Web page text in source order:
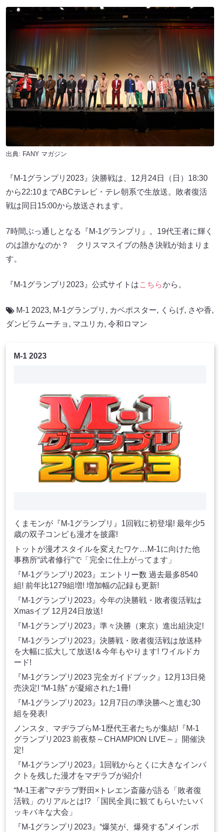
出典: FANY マガジン
『M-1グランプリ2023』決勝戦は、12月24日（日）18:30
から22:10までABCテレビ・テレ朝系で生放送。敗者復活
戦は同日15:00から放送されます。
7時間ぶっ通しとなる『M-1グランプリ』。19代王者に輝く
のは誰かなのか？ クリスマスイブの熱き決戦が始まりま
す。
『M-1グランプリ2023』公式サイトはこちらから。
M-1 2023, M-1グランプリ , カベポスター, くらげ, さや香,
ダンビラムーチョ , マユリカ, 令和ロマン
M-1 2023
くまモンが『M-1グランプリ』1回戦に初登場! 最年少5
歳の双子コンビも漫才を披露!
トットが漫才スタイルを変えたワケ…M-1に向けた他
事務所“武者修行”で「完全に仕上がってます」
『M-1グランプリ2023』エントリー数 過去最多8540
組! 前年比1279組増! 増加幅の記録も更新!
『M-1グランプリ2023』今年の決勝戦・敗者復活戦は
Xmasイブ 12月24日放送!
『M-1グランプリ2023』準々決勝（東京）進出組決定!
『M-1グランプリ2023』決勝戦・敗者復活戦は放送枠
を大幅に拡大して放送!＆今年もやります! ワイルドカ
ード!
『M-1グランプリ2023 完全ガイドブック』12月13日発
売決定! “M-1熱” が凝縮された1冊!
『M-1グランプリ2023』12月7日の準決勝へと進む30
組を発表!
ノンスタ、マヂラブらM-1歴代王者たちが集結!『M-1
グランプリ2023 前夜祭～CHAMPION LIVE～』開催決
定!
『M-1グランプリ2023』1回戦からとくに大きなインパ
クトを残した漫才をマヂラブが紹介!
“M-1王者”マヂラブ野田×トレエン斎藤が語る「敗者復
活戦」のリアルとは!? 「国民全員に観てもらいたいバ
ッキバキな大会」
『M-1グランプリ2023』“爆笑が、爆発する”メインポ